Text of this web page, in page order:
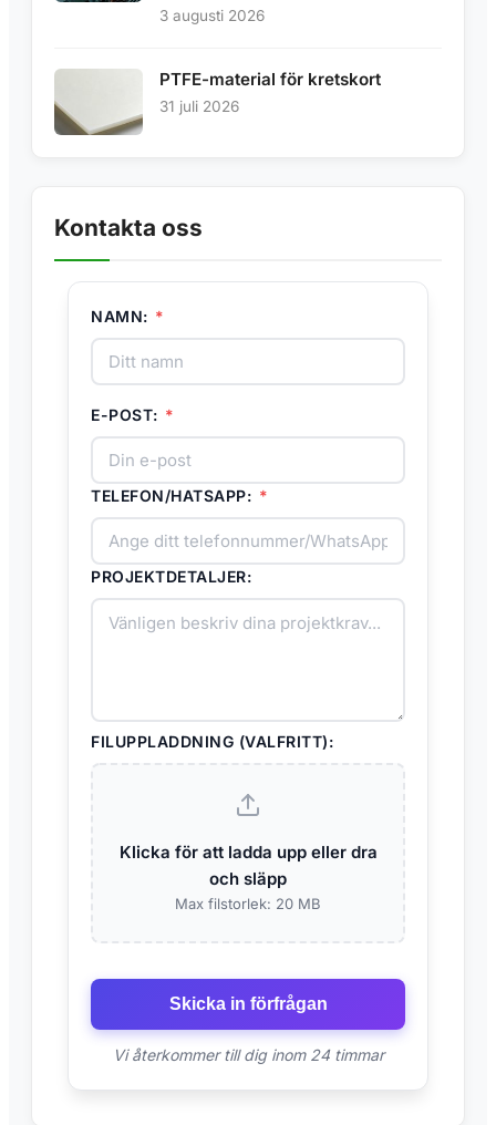
3 augusti 2026
PTFE-material för kretskort
31 juli 2026
Kontakta oss
NAMN: *
E-POST: *
TELEFON/HATSAPP: *
PROJEKTDETALJER:
FILUPPLADDNING (VALFRITT):
Klicka för att ladda upp eller dra
och släpp
Max filstorlek: 20 MB
Skicka in förfrågan
Vi återkommer till dig inom 24 timmar